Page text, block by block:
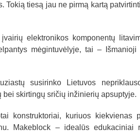
Tokią tiesą jau ne pirmą kartą
elektronikos komponentų
mėgintuvėlyje, tai – Išmanioji
susirinko Lietuvos
skirtingų sričių inžinierių apsuptyje.
konstruktoriai, kuriuos kiekvienas
Makeblock – idealūs edukaciniai